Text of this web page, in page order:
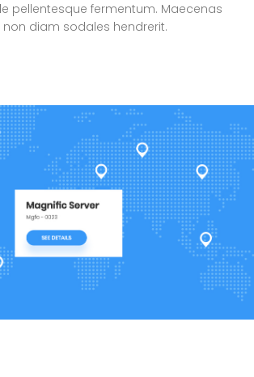
pellentesque fermentum. Maecenas
diam sodales hendrerit.